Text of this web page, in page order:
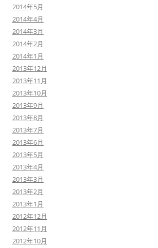
2014年5月
2014年4月
2014年3月
2014年2月
2014年1月
2013年12月
2013年11月
2013年10月
2013年9月
2013年8月
2013年7月
2013年6月
2013年5月
2013年4月
2013年3月
2013年2月
2013年1月
2012年12月
2012年11月
2012年10月